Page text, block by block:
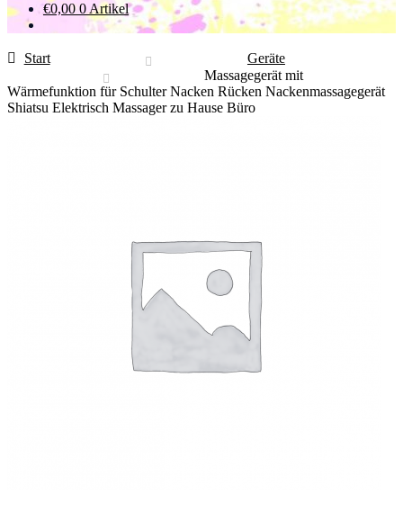
€0,00 0 Artikel
Start
Geräte
Massagegerät mit
Wärmefunktion für Schulter Nacken Rücken Nackenmassagegerät
Shiatsu Elektrisch Massager zu Hause Büro